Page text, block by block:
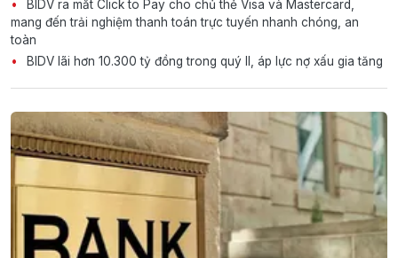
BIDV ra mắt Click to Pay cho chủ thẻ Visa và Mastercard,
mang đến trải nghiệm thanh toán trực tuyến nhanh chóng, an
toàn
BIDV lãi hơn 10.300 tỷ đồng trong quý II, áp lực nợ xấu gia tăng